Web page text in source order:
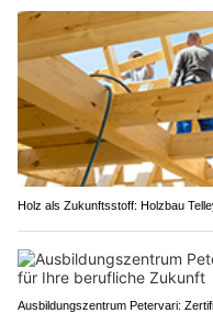
Holz als Zukunftsstoff: Holzbau
Ausbildungszentrum Petervari: